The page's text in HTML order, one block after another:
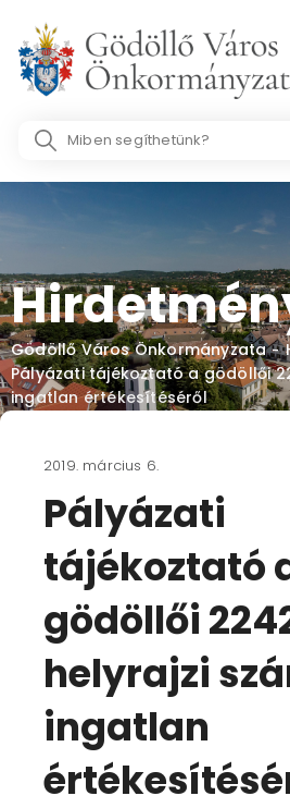
content
Search
Gödöllő Város Önkormányzata -
Pályázati tájékoztató a gödöllői
ingatlan értékesítéséről
2019. március 6.
Pályázati
tájékoztató
gödöllői
helyrajzi
ingatlan